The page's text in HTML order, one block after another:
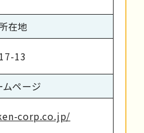
在地
13
ムページ
corp.co.jp/